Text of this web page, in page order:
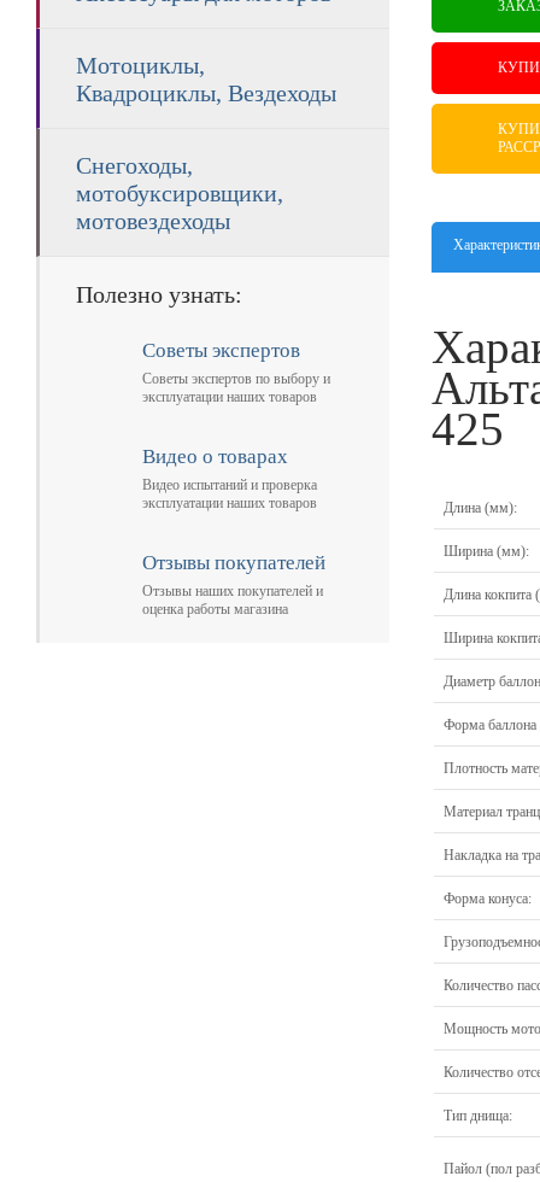
Мотоциклы,
Квадроциклы, Вездеходы
Снегоходы,
мотобуксировщики,
мотовездеходы
Полезно узнать:
Советы экспертов
Советы экспертов по выбору и
эксплуатации наших товаров
Видео о товарах
Видео испытаний и проверка
эксплуатации наших товаров
Отзывы покупателей
Отзывы наших покупателей и
оценка работы магазина
425
Длина (мм):
Ширина (мм):
Длина кокпита
Ширина
Диаметр
Форма баллона
Плотность
Материал
Накладка на
Форма конуса:
Количество
Мощность
Количество
Тип днища:
Пайол (пол